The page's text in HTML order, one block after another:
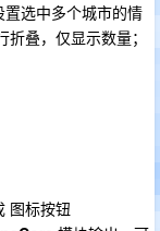
选中多个城市的情
叠，仅显示数量；
图标按钮